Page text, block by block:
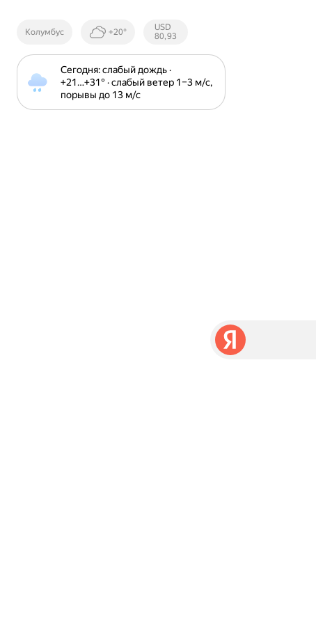
Колумбус +20°
Курсы ЦБ
РФ
USD
80,93
Сегодня: слабый дождь ·
+21⁠…⁠+31⁠° · слабый ветер 1⁠–⁠3 м⁠/⁠с,
порывы до 13 м⁠/⁠с